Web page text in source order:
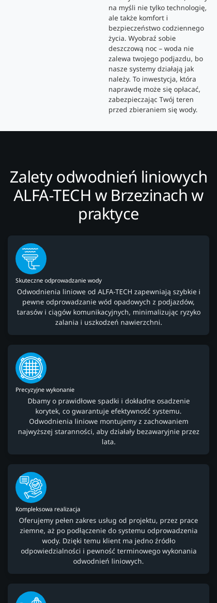
na myśli nie tylko technologię,
ale także komfort i
bezpieczeństwo codziennego
życia. Wyobraź sobie
deszczową noc – woda nie
zalewa twojego podjazdu, bo
nasze systemy działają jak
należy. To inwestycja, która
naprawdę może się opłacać,
zabezpieczając Twój teren
przed zbieraniem się wody.
Zalety odwodnień liniowych
ALFA-TECH w Brzezinach w
praktyce
Skuteczne odprowadzanie wody
Odwodnienia liniowe od ALFA-TECH zapewniają szybkie i
pewne odprowadzanie wód opadowych z podjazdów,
tarasów i ciągów komunikacyjnych, minimalizując ryzyko
zalania i uszkodzeń nawierzchni.
Precyzyjne wykonanie
Dbamy o prawidłowe spadki i dokładne osadzenie
korytek, co gwarantuje efektywność systemu.
Odwodnienia liniowe montujemy z zachowaniem
najwyższej staranności, aby działały bezawaryjnie przez
lata.
Kompleksowa realizacja
Oferujemy pełen zakres usług od projektu, przez prace
ziemne, aż po podłączenie do systemu odprowadzenia
wody. Dzięki temu klient ma jedno źródło
odpowiedzialności i pewność terminowego wykonania
odwodnień liniowych.